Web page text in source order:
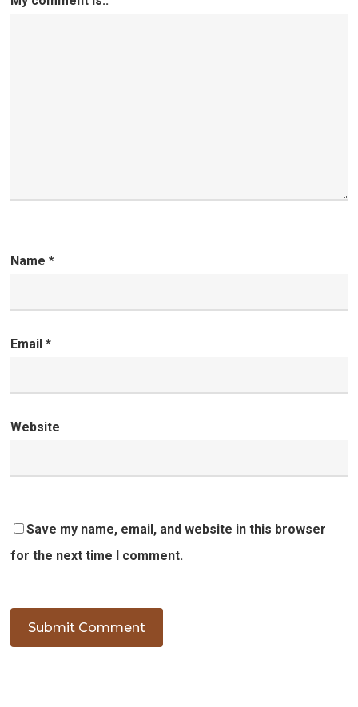
Name*
Email*
Website
Save my name, email, and website in this browser
for the next time I comment.